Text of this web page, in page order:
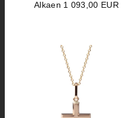
Hinta
Alkaen 1 093,00 EUR